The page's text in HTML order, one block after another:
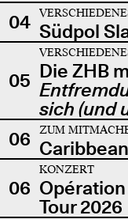
04 Südpol
05 Die ZHB
sich (und
06
ZUM
06
KONZERT
Tour 2026